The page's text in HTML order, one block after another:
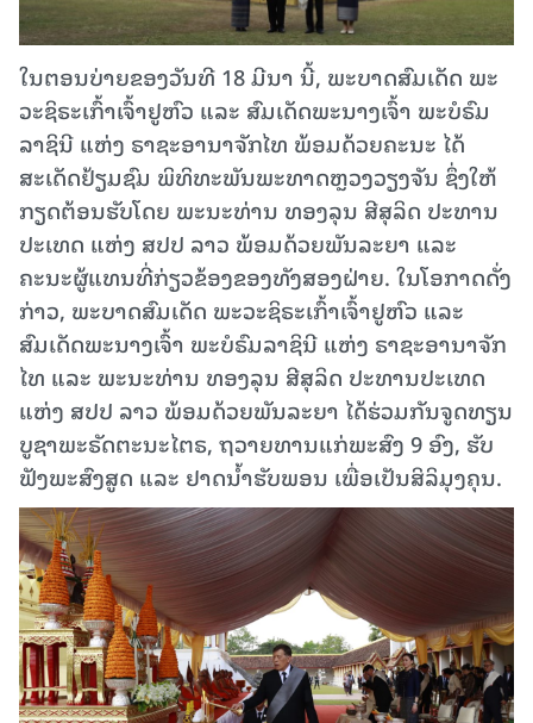
ໃນຕອນບ່າຍຂອງວັນທີ 18 ມີນາ ນີ້, ພະບາດສົມເດັດ ພະ
ວະຊິຣະເກົ້າເຈົ້າຢູຫົວ ແລະ ສົມເດັດພະນາງເຈົ້າ ພະບໍຣົມ
ລາຊິນີ ແຫ່ງ ຣາຊະອານາຈັກໄທ ພ້ອມດ້ວຍຄະນະ ໄດ້
ສະເດັດຢ້ຽມຊົມ ພິທິທະພັນພະທາດຫຼວງວຽງຈັນ ຊຶ່ງໃຫ້
ກຽດຕ້ອນຮັບໂດຍ ພະນະທ່ານ ທອງລຸນ ສີສຸລິດ ປະທານ
ປະເທດ ແຫ່ງ ສປປ ລາວ ພ້ອມດ້ວຍພັນລະຍາ ແລະ
ຄະນະຜູ້ແທນທີ່ກ່ຽວຂ້ອງຂອງທັງສອງຝ່າຍ. ໃນໂອກາດດັ່ງ
ກ່າວ, ພະບາດສົມເດັດ ພະວະຊິຣະເກົ້າເຈົ້າຢູຫົວ ແລະ
ສົມເດັດພະນາງເຈົ້າ ພະບໍຣົມລາຊິນີ ແຫ່ງ ຣາຊະອານາຈັກ
ໄທ ແລະ ພະນະທ່ານ ທອງລຸນ ສີສຸລິດ ປະທານປະເທດ
ແຫ່ງ ສປປ ລາວ ພ້ອມດ້ວຍພັນລະຍາ ໄດ້ຮ່ວມກັນຈູດທຽນ
ບູຊາພະຣັດຕະນະໄຕຣ, ຖວາຍທານແກ່ພະສົງ 9 ອົງ, ຮັບ
ຟັງພະສົງສູດ ແລະ ຢາດນໍ້າຮັບພອນ ເພື່ອເປັນສິລິມຸງຄຸນ.